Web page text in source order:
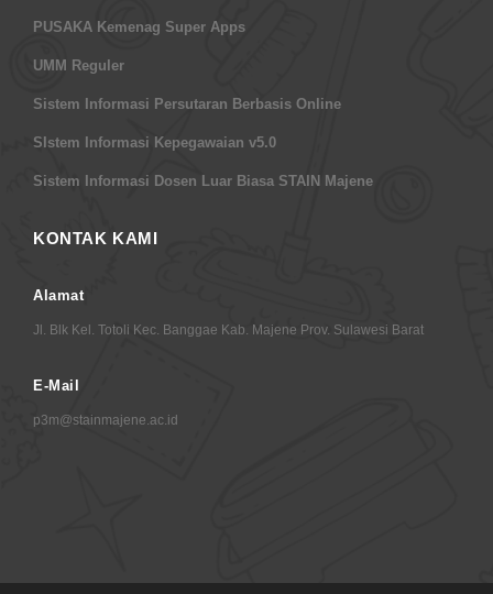
PUSAKA Kemenag Super Apps
UMM Reguler
Sistem Informasi Persutaran Berbasis Online
SIstem Informasi Kepegawaian v5.0
Sistem Informasi Dosen Luar Biasa STAIN Majene
KONTAK KAMI
Alamat
Jl. Blk Kel. Totoli Kec. Banggae Kab. Majene Prov. Sulawesi Barat
E-Mail
p3m@stainmajene.ac.id